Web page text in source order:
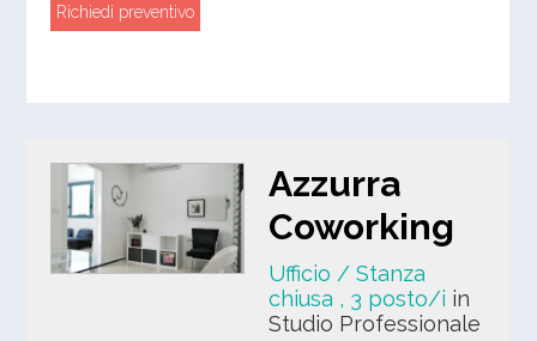
Richiedi preventivo
Azzurra
Coworking
Ufficio / Stanza
chiusa , 3 posto/i in
Studio Professionale